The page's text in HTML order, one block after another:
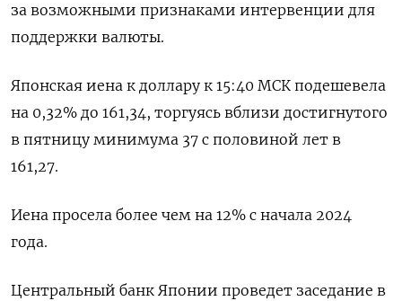
за возможными признаками интервенции для
поддержки валюты.
Японская иена к доллару к 15:40 МСК подешевела
на 0,32%​ до 161,34, торгуясь вблизи достигнутого
в пятницу минимума 37 с половиной лет в
161,27.
Иена просела более чем на 12% с начала 2024
года.
Центральный банк Японии проведет заседание в